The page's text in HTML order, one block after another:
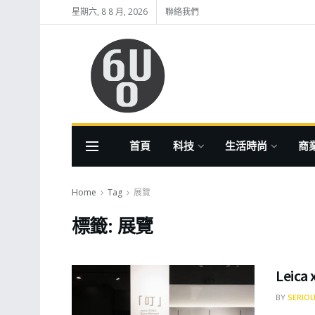
星期六, 8 8 月, 2026 聯絡我們
首頁 科技 生活時尚 商
Home Tag 展覽
標籤: 展覽
BY